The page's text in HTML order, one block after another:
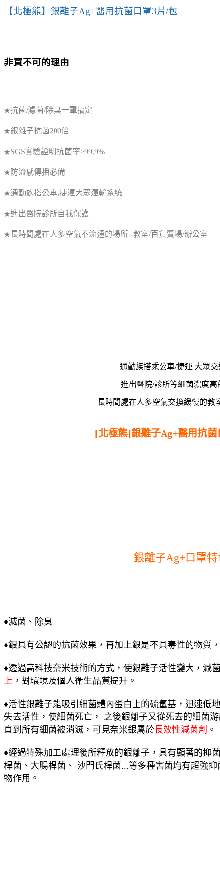
【北極熊】銀離子Ag+醫用抗菌口罩3片/包
非買不可的理由
★抗菌/濾菌/除臭一罩搞定
★銀離子抗菌200倍
★SGS實驗證明抗菌率>99.9%
★ 防流感傳播必備
★通勤族搭公車,捷運大眾運輸系統
★進出醫院診所自我保護
★長時間處在人多空氣不流通的場所--教室/百貨賣場/辦公室
通勤族搭乘公車/捷運 大眾交
進出醫院/診所等細菌濃度高
長時間處在人多空氣交換緩慢的教
[北極熊]銀離子Ag+醫用抗菌
銀離子Ag+口罩特
♦滅菌、除臭
♦銀具有公認的抗菌效果，再加上銀是不具毒性的物質
♦透過高科技奈米技術的方式，使銀離子活性變大，減
上 ，對環境及個人衛生品質提升。
♦活性銀離子能吸引細菌體內蛋白上的硫氫基，迅速低
失去活性，使細菌死亡， 之後銀離子又從死去的細菌
直到所有細菌被消滅，可見奈米銀屬於長效性減菌劑 。
♦經過特殊加工處理後所釋放的銀離子，具有顯著的抑
桿菌、大腸桿菌、 沙門氏桿菌...等多種害菌均有超強
物作用。